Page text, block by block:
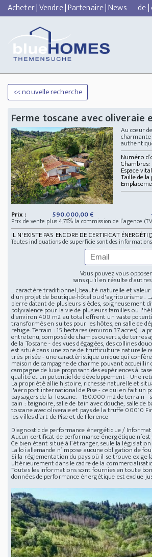
Acheter|Vendre|Partenaire|News de|
<< nouvelle recherche
Ferme toscane avec
Au cœur
Numéro
Chambres:
Espace
Taille de
Prix : 590.000,00 €
Prix de vente plus 4,76% la commission de l´agence
IL N'EXISTE PAS ENCORE DE CERTIFICAT
Toutes indiquations de superficie sont des
Vous pouvez vous
sans qu'il en résulte
... caractère traditionnel, beauté naturelle et
d'un projet de boutique-hôtel ou d'agritourisme .
pierre datant de plusieurs siècles,
polyvalence pour la vie de plusieurs familles ou
d'environ 400 m2 au total offrent un vaste
transformés en suites pour les hôtes, en salle de
refuge. Terrain : 15 hectares (environ 37 acres)
entretenu, composé de champs ouverts, de terres
de la Toscane - des vues dégagées, des collines
est situé dans une zone de trufficulture naturelle
très prisée - une caractéristique unique qui
maison de campagne de charme pouvant
campagne de luxe proposant des expériences à
qualité et un potentiel de développement - Une
La propriété allie histoire, richesse naturelle et
l'aéroport international de Pise - ce qui en fait un
paysagers de la Toscane. - 150.000 m2 de terrain
bain : baignoire, salle de bain avec douche, salle
toscane avec oliveraie et pays de la truffe00010
les villes d´art de Pise et de Florence
Diagnostic de performance énergétique /
Aucun certificat de performance énergétique
Ce bien étant situé à l´étranger, seule la
La loi allemande n´impose aucune obligation de
Si la réglementation du pays où il se trouve exige
ultérieurement dans le cadre de la
Toutes les informations sont fournies en toute
données de performance énergétique est exclue